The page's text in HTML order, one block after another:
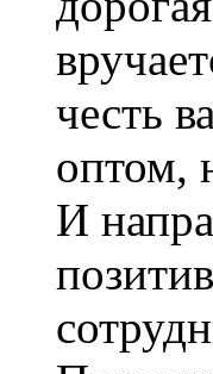
честь
оптом,
И